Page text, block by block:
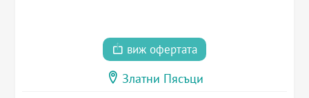
виж офертата
Златни Пясъци